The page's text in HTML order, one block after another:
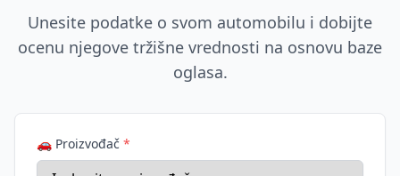
Unesite podatke o svom automobilu i dobijte
ocenu njegove tržišne vrednosti na osnovu baze
oglasa.
🚗 Proizvođač *